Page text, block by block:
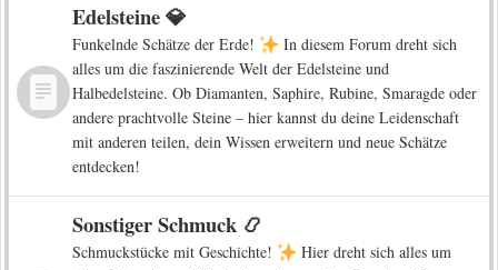
Edelsteine 💎
Funkelnde Schätze der Erde!
In diesem Forum dreht sich
alles um die faszinierende Welt der Edelsteine und
Halbedelsteine. Ob Diamanten, Saphire, Rubine, Smaragde oder
andere prachtvolle Steine – hier kannst du deine Leidenschaft
mit anderen teilen, dein Wissen erweitern und neue Schätze
entdecken!
Sonstiger Schmuck 📿
Schmuckstücke mit Geschichte!
Hier dreht sich alles um